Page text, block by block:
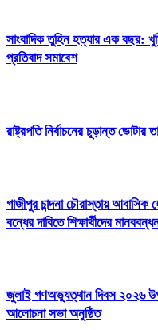
সাংবাদিক তুহিন হত্যার এক বছর:
প্রতিবাদ সমাবেশ
রাষ্ট্রপতি নির্বাচনের চূড়ান্ত ভোটার
গাজীপুর চান্দনা চৌরাস্তায়
বন্ধের দাবিতে শিক্ষার্থীদের
জুলাই গণঅভ্যুত্থান দিবস ২০২৬
আলোচনা সভা অনুষ্ঠিত